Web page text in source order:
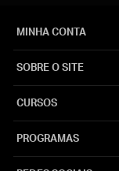
MINHA CONTA
SOBRE O SITE
CURSOS
PROGRAMAS